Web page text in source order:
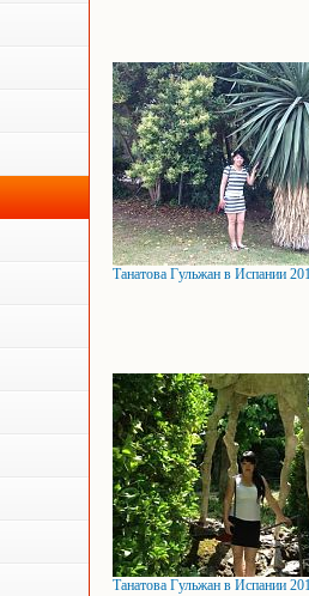
Танатова Гульжан в Испании
Танатова Гульжан в Испании